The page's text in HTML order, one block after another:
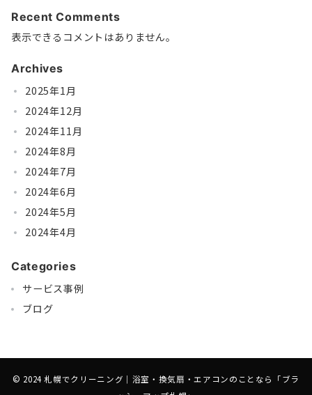
Recent Comments
表示できるコメントはありません。
Archives
2025年1月
2024年12月
2024年11月
2024年8月
2024年7月
2024年6月
2024年5月
2024年4月
Categories
サービス事例
ブログ
© 2024 札幌でクリーニング｜浴室・換気扇・エアコンのことなら「ブラ